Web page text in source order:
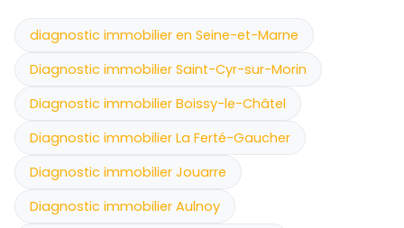
diagnostic immobilier en Seine-et-Marne
Diagnostic immobilier Saint-Cyr-sur-Morin
Diagnostic immobilier Boissy-le-Châtel
Diagnostic immobilier La Ferté-Gaucher
Diagnostic immobilier Jouarre
Diagnostic immobilier Aulnoy